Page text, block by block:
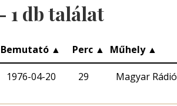
1 db találat
Bemutató ▲ Perc ▲ Műhely ▲
1976-04-20 29 Magyar Rádió